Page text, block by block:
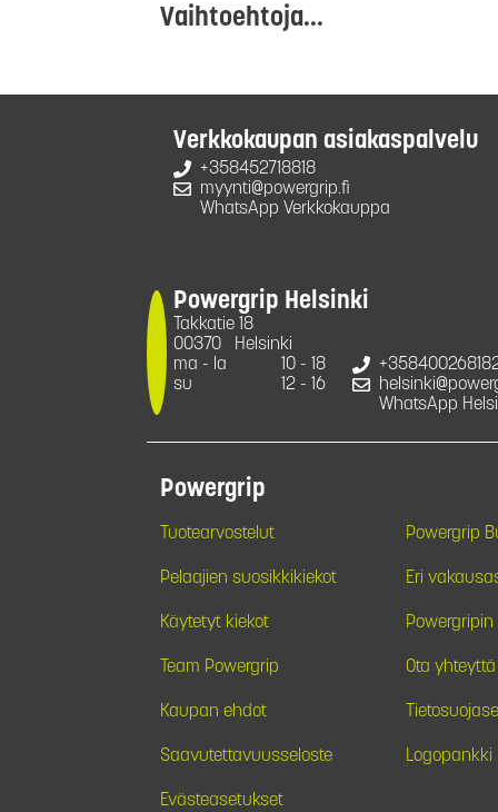
Vaihtoehtoja...
Verkkokaupan asiakaspalvelu
+358452718818
myynti@powergrip.fi
WhatsApp Verkkokauppa
Powergrip Helsinki
Takkatie 18
00370
Helsinki
ma - la
10 - 18
su
12 - 16
WhatsApp
Powergrip
Tuotearvostelut Powergrip
Pelaajien suosikkikiekot Eri
Käytetyt kiekot
Team Powergrip Ota yhteyttä
Kaupan ehdot
Saavutettavuusseloste Logopankki
Evästeasetukset